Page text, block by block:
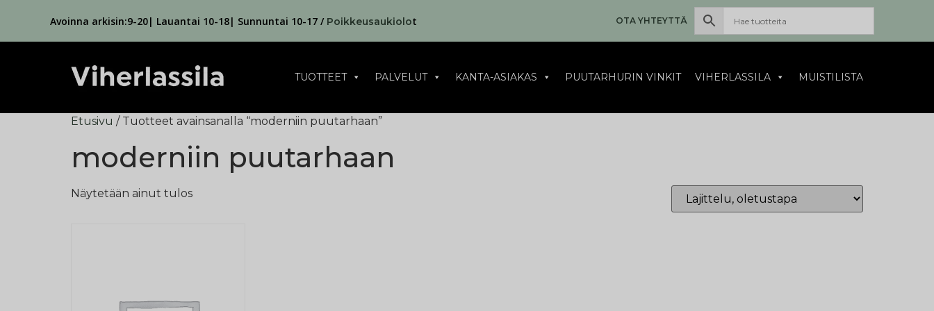
Avoinna arkisin:9-20| Lauantai 10-18| Sunnuntai 10-17 / Poikkeusaukiolot OTA YHTEYTTÄ
TUOTTEET PALVELUT KANTA-ASIAKAS PUUTARHURIN VINKIT VIHERLASSILA MUISTILISTA
Etusivu / Tuotteet avainsanalla “moderniin puutarhaan”
moderniin puutarhaan
Näytetään ainut tulos